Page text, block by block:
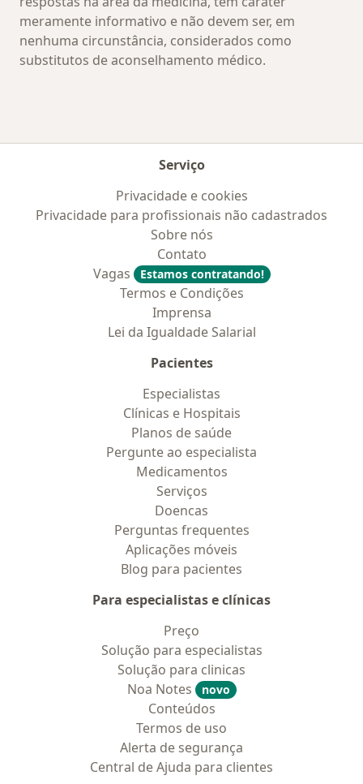
meramente informativo e não devem ser, em
nenhuma circunstância, considerados como
substitutos de aconselhamento médico.
Serviço
Privacidade e cookies
Privacidade para profissionais não cadastrados
Sobre nós
Contato
Vagas
Estamos contratando!
Termos e Condições
Imprensa
Lei da Igualdade Salarial
Pacientes
Especialistas
Clínicas e Hospitais
Planos de saúde
Pergunte ao especialista
Medicamentos
Serviços
Doencas
Perguntas frequentes
Aplicações móveis
Blog para pacientes
Para especialistas e clínicas
Preço
Solução para especialistas
Solução para clinicas
Noa Notes
novo
Conteúdos
Termos de uso
Alerta de segurança
Central de Ajuda para clientes